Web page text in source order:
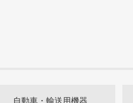
自動車・輸送用機器